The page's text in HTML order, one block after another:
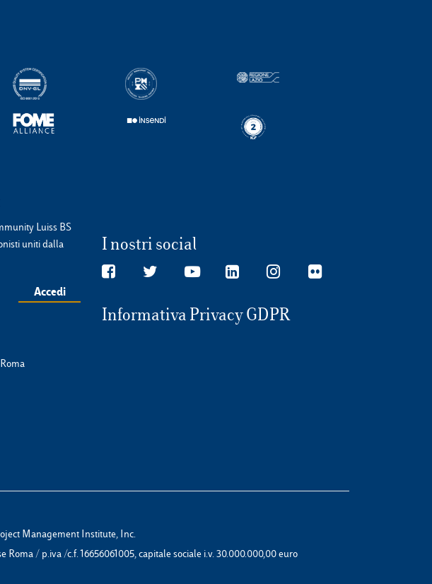
Luiss BS
uniti dalla
Accedi
I nostri social
Informativa Privacy GDPR
Management Institute, Inc.
/ p.iva /c.f. 16656061005, capitale sociale i.v. 30.000.000,00 euro